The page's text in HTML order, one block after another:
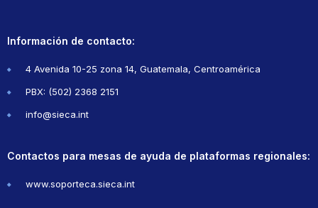
Información de contacto:
4 Avenida 10-25 zona 14, Guatemala, Centroamérica
PBX: (502) 2368 2151
info@sieca.int
Contactos para mesas de ayuda de plataformas regionales:
www.soporteca.sieca.int